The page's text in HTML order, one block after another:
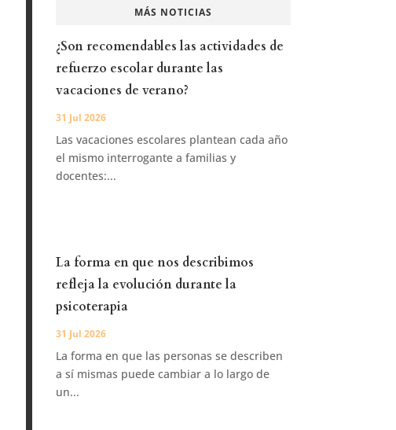
MÁS NOTICIAS
¿Son recomendables las actividades de
refuerzo escolar durante las
vacaciones de verano?
31 Jul 2026
Las vacaciones escolares plantean cada año
el mismo interrogante a familias y
docentes:...
La forma en que nos describimos
refleja la evolución durante la
psicoterapia
31 Jul 2026
La forma en que las personas se describen
a sí mismas puede cambiar a lo largo de
un...